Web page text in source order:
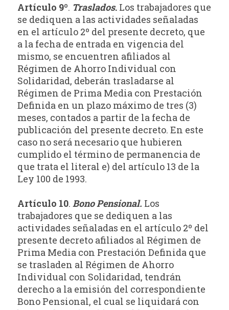
Artículo 9º. Traslados. Los trabajadores que
se dediquen a las actividades señaladas
en el artículo 2º del presente decreto, que
a la fecha de entrada en vigencia del
mismo, se encuentren afiliados al
Régimen de Ahorro Individual con
Solidaridad, deberán trasladarse al
Régimen de Prima Media con Prestación
Definida en un plazo máximo de tres (3)
meses, contados a partir de la fecha de
publicación del presente decreto. En este
caso no será necesario que hubieren
cumplido el término de permanencia de
que trata el literal e) del artículo 13 de la
Ley 100 de 1993.
Artículo 10. Bono Pensional. Los
trabajadores que se dediquen a las
actividades señaladas en el artículo 2º del
presente decreto afiliados al Régimen de
Prima Media con Prestación Definida que
se trasladen al Régimen de Ahorro
Individual con Solidaridad, tendrán
derecho a la emisión del correspondiente
Bono Pensional, el cual se liquidará con